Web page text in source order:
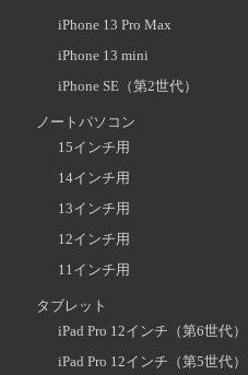
iPhone 13 Pro Max
iPhone 13 mini
iPhone SE（第2世代）
ノートパソコン
15インチ用
14インチ用
13インチ用
12インチ用
11インチ用
タブレット
iPad Pro 12インチ（第6世代）
iPad Pro 12インチ（第5世代）